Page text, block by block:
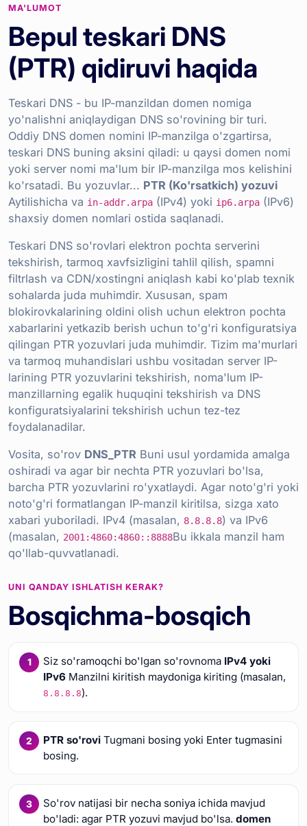
MA'LUMOT
Bepul teskari DNS
(PTR) qidiruvi haqida
Teskari DNS - bu IP-manzildan domen nomiga
yo'nalishni aniqlaydigan DNS so'rovining bir turi.
Oddiy DNS domen nomini IP-manzilga o'zgartirsa,
teskari DNS buning aksini qiladi: u qaysi domen nomi
yoki server nomi ma'lum bir IP-manzilga mos kelishini
ko'rsatadi. Bu yozuvlar... PTR (Ko'rsatkich) yozuvi
Aytilishicha va in-addr.arpa (IPv4) yoki ip6.arpa (IPv6)
shaxsiy domen nomlari ostida saqlanadi.
Teskari DNS so'rovlari elektron pochta serverini
tekshirish, tarmoq xavfsizligini tahlil qilish, spamni
filtrlash va CDN/xostingni aniqlash kabi ko'plab texnik
sohalarda juda muhimdir. Xususan, spam
blokirovkalarining oldini olish uchun elektron pochta
xabarlarini yetkazib berish uchun to'g'ri konfiguratsiya
qilingan PTR yozuvlari juda muhimdir. Tizim ma'murlari
va tarmoq muhandislari ushbu vositadan server IP-
larining PTR yozuvlarini tekshirish, noma'lum IP-
manzillarning egalik huquqini tekshirish va DNS
konfiguratsiyalarini tekshirish uchun tez-tez
foydalanadilar.
Vosita, so'rov DNS_PTR Buni usul yordamida amalga
oshiradi va agar bir nechta PTR yozuvlari bo'lsa,
barcha PTR yozuvlarini ro'yxatlaydi. Agar noto'g'ri yoki
noto'g'ri formatlangan IP-manzil kiritilsa, sizga xato
xabari yuboriladi. IPv4 (masalan, 8.8.8.8) va IPv6
(masalan, 2001:4860:4860::8888Bu ikkala manzil ham
qo'llab-quvvatlanadi.
UNI QANDAY ISHLATISH KERAK?
Bosqichma-bosqich
Siz so'ramoqchi bo'lgan so'rovnoma IPv4 yoki
IPv6Manzilni kiritish maydoniga kiriting (masalan,
8.8.8.8).
PTR so'roviTugmani bosing yoki Enter tugmasini
bosing.
So'rov natijasi bir necha soniya ichida mavjud
bo'ladi: agar PTR yozuvi mavjud bo'lsa. domen